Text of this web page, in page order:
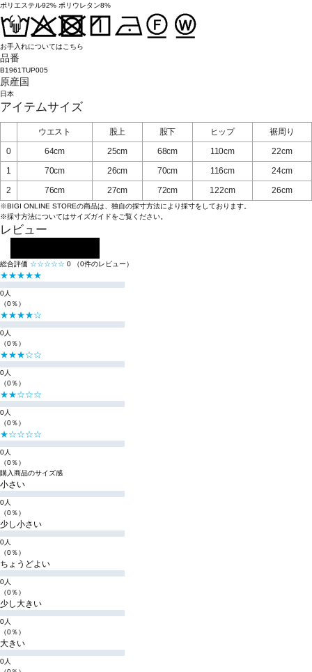
ポリエステル92% ポリウレタン8%
お手入れについてはこちら
品番
B1961TUP005
原産国
日本
アイテムサイズ
ウエスト 股上 股下 ヒップ
裾周り
0
64cm 25cm 68cm 110cm
22cm
1
70cm 26cm 70cm 116cm
24cm
2
76cm 27cm 72cm 122cm 26cm
※BIGI ONLINE STOREの商品は、独自の採寸方法により採寸をしております。
※採寸方法についてはサイズガイドをご覧ください。
レビュー
総合評価 ☆☆☆☆☆ 0 （0件のレビュー）
★★★★★
0人
（0％）
★★★★☆
0人
（0％）
★★★☆☆
0人
（0％）
★★☆☆☆
0人
（0％）
★☆☆☆☆
0人
（0％）
購入商品のサイズ感
小さい
0人
（0％）
少し小さい
0人
（0％）
ちょうどよい
0人
（0％）
少し大きい
0人
（0％）
大きい
0人